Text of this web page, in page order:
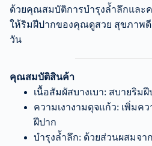
ด้วยคุณสมบัติการบำรุงล้ำลึกและค
ให้ริมฝีปากของคุณดูสวย สุขภาพดี
วัน
คุณสมบัติสินค้า
เนื้อสัมผัสบางเบา: สบายริม
ความเงางามดุจแก้ว: เพิ่มค
ฝีปาก
บำรุงล้ำลึก: ด้วยส่วนผสมจ